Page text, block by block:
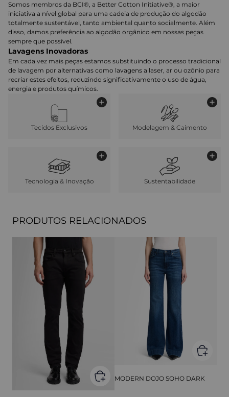
Somos membros da BCI®, a Better Cotton Initiative®, a maior
iniciativa a nível global para uma cadeia de produção do algodão
totalmente sustentável, tanto ambiental quanto socialmente. Além
disso, damos preferência ao algodão orgânico em nossas peças
sempre que possível.
Lavagens Inovadoras
Em cada vez mais peças estamos substituindo o processo tradicional
de lavagem por alternativas como lavagens a laser, ar ou ozônio para
recriar estes efeitos, reduzindo significativamente o uso de água,
energia e produtos químicos.
Tecidos Exclusivos Modelagem & Caimento
Tecnologia & Inovação Sustentabilidade
PRODUTOS RELACIONADOS
MODERN DOJO SOHO DARK